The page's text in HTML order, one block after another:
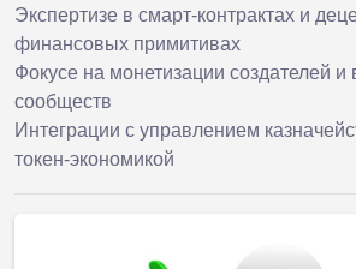
Экспертизе в смарт‑контрактах и
финансовых примитивах
Фокусе на монетизации создателей и
сообществ
Интеграции с управлением
токен‑экономикой